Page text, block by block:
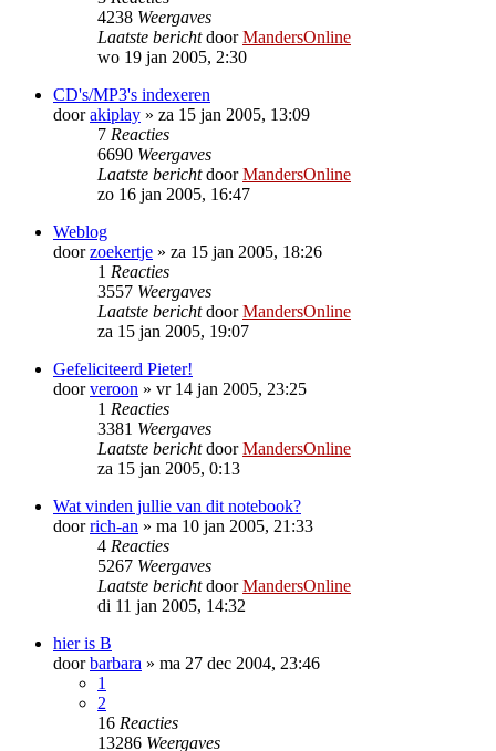
4238 Weergaves
Laatste berichtdoorMandersOnline
wo 19 jan 2005, 2:30
CD's/MP3's indexeren
doorakiplay » za 15 jan 2005, 13:09
7 Reacties
6690 Weergaves
Laatste berichtdoorMandersOnline
zo 16 jan 2005, 16:47
Weblog
doorzoekertje » za 15 jan 2005, 18:26
1 Reacties
3557 Weergaves
Laatste berichtdoorMandersOnline
za 15 jan 2005, 19:07
Gefeliciteerd Pieter!
doorveroon » vr 14 jan 2005, 23:25
1 Reacties
3381 Weergaves
Laatste berichtdoorMandersOnline
za 15 jan 2005, 0:13
Wat vinden jullie van dit notebook?
doorrich-an » ma 10 jan 2005, 21:33
4 Reacties
5267 Weergaves
Laatste berichtdoorMandersOnline
di 11 jan 2005, 14:32
hier is B
doorbarbara » ma 27 dec 2004, 23:46
1
2
16 Reacties
13286 Weergaves